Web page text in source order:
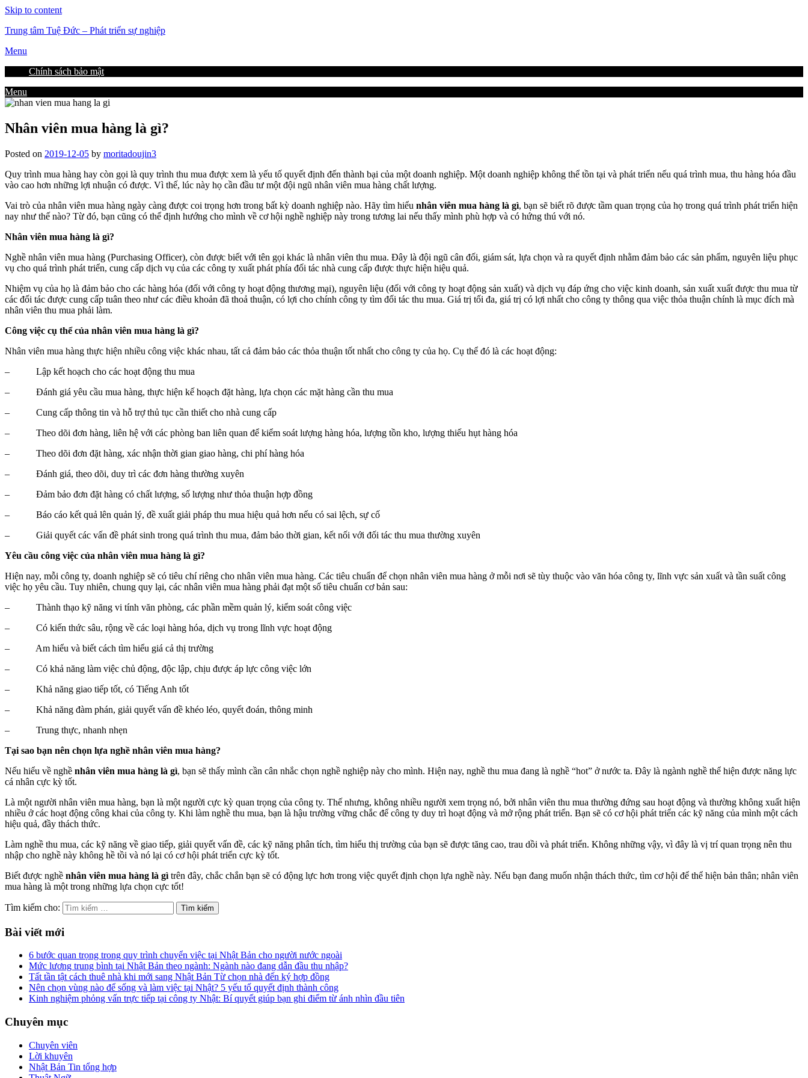
Skip to content
Trung tâm Tuệ Đức – Phát triển sự nghiệp
Menu
Chính sách bảo mật
Menu
Nhân viên mua hàng là gì?
Posted on 2019-12-05 by moritadoujin3
Quy trình mua hàng hay còn gọi là quy trình thu mua được xem là yếu tố quyết định đến thành bại của một doanh nghiệp. Một doanh nghiệp không thể tồn tại và phát triển nếu quá trình mua, thu hàng hóa đầu
vào cao hơn những lợi nhuận có được. Vì thế, lúc này họ cần đầu tư một đội ngũ nhân viên mua hàng chất lượng.
Vai trò của nhân viên mua hàng ngày càng được coi trọng hơn trong bất kỳ doanh nghiệp nào. Hãy tìm hiểu nhân viên mua hàng là gì, bạn sẽ biết rõ được tầm quan trọng của họ trong quá trình phát triển hiện
nay như thế nào? Từ đó, bạn cũng có thể định hướng cho mình về cơ hội nghề nghiệp này trong tương lai nếu thấy mình phù hợp và có hứng thú với nó.
Nhân viên mua hàng là gì?
Nghề nhân viên mua hàng (Purchasing Officer), còn được biết với tên gọi khác là nhân viên thu mua. Đây là đội ngũ cân đối, giám sát, lựa chọn và ra quyết định nhằm đảm bảo các sản phẩm, nguyên liệu phục
vụ cho quá trình phát triển, cung cấp dịch vụ của các công ty xuất phát phía đối tác nhà cung cấp được thực hiện hiệu quả.
Nhiệm vụ của họ là đảm bảo cho các hàng hóa (đối với công ty hoạt động thương mại), nguyên liệu (đối với công ty hoạt động sản xuất) và dịch vụ đáp ứng cho việc kinh doanh, sản xuất xuất được thu mua từ
các đối tác được cung cấp tuân theo như các điều khoản đã thoả thuận, có lợi cho chính công ty tìm đối tác thu mua. Giá trị tối đa, giá trị có lợi nhất cho công ty thông qua việc thỏa thuận chính là mục đích mà
nhân viên thu mua phải làm.
Công việc cụ thể của nhân viên mua hàng là gì?
Nhân viên mua hàng thực hiện nhiều công việc khác nhau, tất cả đảm bảo các thỏa thuận tốt nhất cho công ty của họ. Cụ thể đó là các hoạt động:
– Lập kết hoạch cho các hoạt động thu mua
– Đánh giá yêu cầu mua hàng, thực hiện kế hoạch đặt hàng, lựa chọn các mặt hàng cần thu mua
– Cung cấp thông tin và hỗ trợ thủ tục cần thiết cho nhà cung cấp
– Theo dõi đơn hàng, liên hệ với các phòng ban liên quan để kiểm soát lượng hàng hóa, lượng tồn kho, lượng thiếu hụt hàng hóa
– Theo dõi đơn đặt hàng, xác nhận thời gian giao hàng, chi phí hàng hóa
– Đánh giá, theo dõi, duy trì các đơn hàng thường xuyên
– Đảm bảo đơn đặt hàng có chất lượng, số lượng như thỏa thuận hợp đồng
– Báo cáo kết quả lên quản lý, đề xuất giải pháp thu mua hiệu quả hơn nếu có sai lệch, sự cố
– Giải quyết các vấn đề phát sinh trong quá trình thu mua, đảm bảo thời gian, kết nối với đối tác thu mua thường xuyên
Yêu cầu công việc của nhân viên mua hàng là gì?
Hiện nay, mỗi công ty, doanh nghiệp sẽ có tiêu chí riêng cho nhân viên mua hàng. Các tiêu chuẩn để chọn nhân viên mua hàng ở mỗi nơi sẽ tùy thuộc vào văn hóa công ty, lĩnh vực sản xuất và tần suất công
việc họ yêu cầu. Tuy nhiên, chung quy lại, các nhân viên mua hàng phải đạt một số tiêu chuẩn cơ bản sau:
– Thành thạo kỹ năng vi tính văn phòng, các phần mềm quản lý, kiểm soát công việc
– Có kiến thức sâu, rộng về các loại hàng hóa, dịch vụ trong lĩnh vực hoạt động
– Am hiểu và biết cách tìm hiểu giá cả thị trường
– Có khả năng làm việc chủ động, độc lập, chịu được áp lực công việc lớn
– Khả năng giao tiếp tốt, có Tiếng Anh tốt
– Khả năng đàm phán, giải quyết vấn đề khéo léo, quyết đoán, thông minh
– Trung thực, nhanh nhẹn
Tại sao bạn nên chọn lựa nghề nhân viên mua hàng?
Nếu hiểu về nghề nhân viên mua hàng là gì, bạn sẽ thấy mình cần cân nhắc chọn nghề nghiệp này cho mình. Hiện nay, nghề thu mua đang là nghề “hot” ở nước ta. Đây là ngành nghề thể hiện được năng lực
cá nhân cực kỳ tốt.
Là một người nhân viên mua hàng, bạn là một người cực kỳ quan trọng của công ty. Thế nhưng, không nhiều người xem trọng nó, bởi nhân viên thu mua thường đứng sau hoạt động và thường không xuất hiện
nhiều ở các hoạt động công khai của công ty. Khi làm nghề thu mua, bạn là hậu trường vững chắc để công ty duy trì hoạt động và mở rộng phát triển. Bạn sẽ có cơ hội phát triển các kỹ năng của mình một cách
hiệu quả, đầy thách thức.
Làm nghề thu mua, các kỹ năng về giao tiếp, giải quyết vấn đề, các kỹ năng phân tích, tìm hiểu thị trường của bạn sẽ được tăng cao, trau dồi và phát triển. Không những vậy, vì đây là vị trí quan trọng nên thu
nhập cho nghề này không hề tồi và nó lại có cơ hội phát triển cực kỳ tốt.
Biết được nghề nhân viên mua hàng là gì trên đây, chắc chắn bạn sẽ có động lực hơn trong việc quyết định chọn lựa nghề này. Nếu bạn đang muốn nhận thách thức, tìm cơ hội để thể hiện bản thân; nhân viên
mua hàng là một trong những lựa chọn cực tốt!
Tìm kiếm cho:
Bài viết mới
6 bước quan trọng trong quy trình chuyển việc tại Nhật Bản cho người nước ngoài
Mức lương trung bình tại Nhật Bản theo ngành: Ngành nào đang dẫn đầu thu nhập?
Tất tần tật cách thuê nhà khi mới sang Nhật Bản Từ chọn nhà đến ký hợp đồng
Nên chọn vùng nào để sống và làm việc tại Nhật? 5 yếu tố quyết định thành công
Kinh nghiệm phỏng vấn trực tiếp tại công ty Nhật: Bí quyết giúp bạn ghi điểm từ ánh nhìn đầu tiên
Chuyên mục
Chuyên viên
Lời khuyên
Nhật Bản Tin tổng hợp